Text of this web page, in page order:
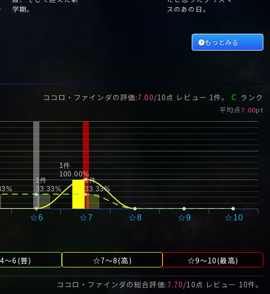
学期。
スのあの日。
る送別
練習
なら
霊の噂
が練習
てしま
もっとみる
ココロ・ファインダの評価:7.00/10点 レビュー 1 件。 C ランク
平均点7.00pt
☆6 ☆7 ☆8 ☆9 ☆10
1件
100.00%
1件
33.33%
1件
33.33%
～6(普) ☆7～8(高) ☆9～10(最高)
ココロ・ファインダの総合評価:7.70/10点 レビュー 10件。